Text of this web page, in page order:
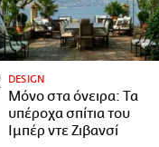
DESIGN
Μόνο στα όνειρα: Τα
υπέροχα σπίτια του
Ιμπέρ ντε Ζιβανσί